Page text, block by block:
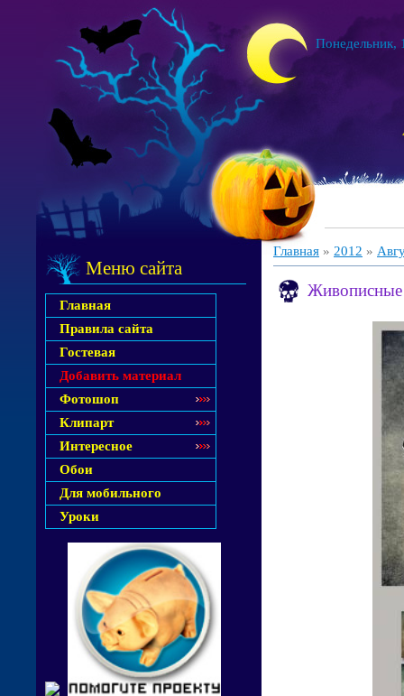
Понедельник,
Меню сайта
Главная
Правила сайта
Гостевая
Добавить материал
Фотошоп
Клипарт
Интересное
Обои
Для мобильного
Уроки
Главная » 2012 »
Живописные